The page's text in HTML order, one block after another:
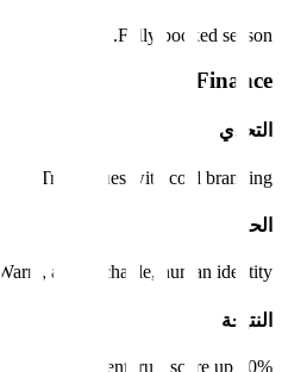
Fully booked season.
Finance
التحدي
Trust issues with cold branding.
الحل
Warm, approachable, human identity.
النتيجة
Client trust score up 50%.